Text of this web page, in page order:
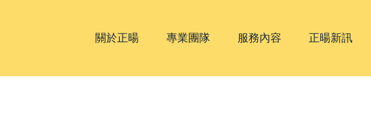
關於正暘 專業團隊 服務內容 正暘新訊